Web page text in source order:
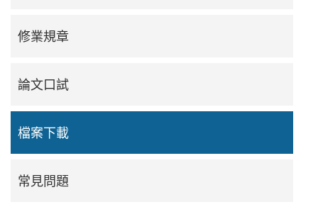
修業規章
論文口試
檔案下載
常見問題